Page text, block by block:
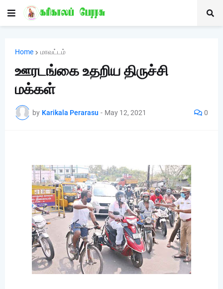
Home மாவட்டம்
ஊரடங்கை உதறிய திருச்சி
மக்கள்
by Karikala Perarasu - May 12, 2021 0